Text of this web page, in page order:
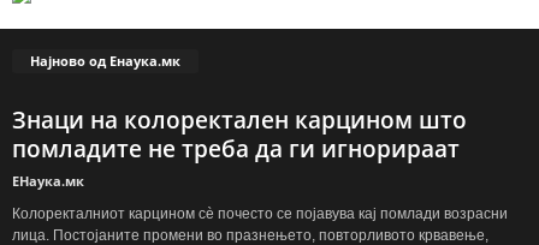
Најново од Енаука.мк
Знаци на колоректален карцином што
помладите не треба да ги игнорираат
ЕНаука.мк
Колоректалниот карцином сè почесто се појавува кај помлади возрасни
лица. Постојаните промени во празнењето, повторливото крвавење,